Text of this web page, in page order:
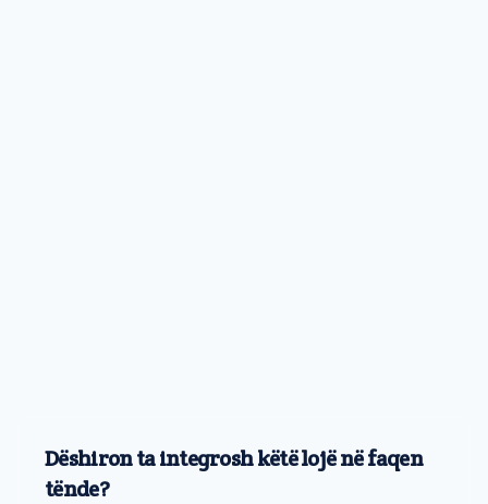
Dëshiron ta integrosh këtë lojë në faqen
tënde?